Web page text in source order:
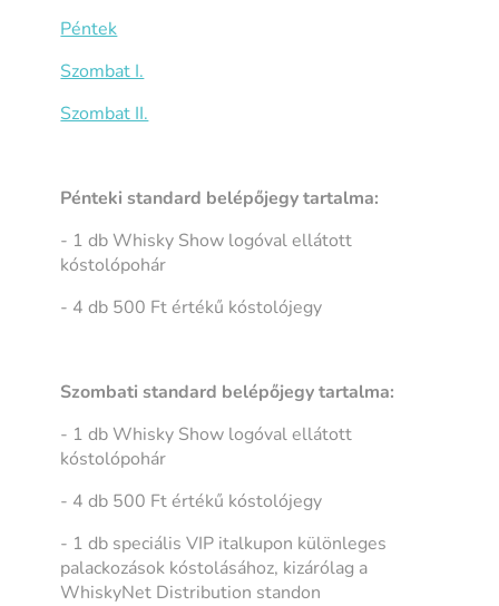
Péntek
Szombat I.
Szombat II.
Pénteki standard belépőjegy tartalma:
- 1 db Whisky Show logóval ellátott
kóstolópohár
- 4 db 500 Ft értékű kóstolójegy
Szombati standard belépőjegy tartalma:
- 1 db Whisky Show logóval ellátott
kóstolópohár
- 4 db 500 Ft értékű kóstolójegy
- 1 db speciális VIP italkupon különleges
palackozások kóstolásához, kizárólag a
WhiskyNet Distribution standon